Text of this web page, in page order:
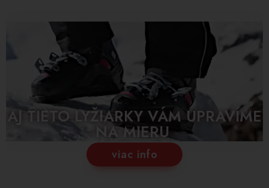
AJ TIETO LYŽIARKY VÁM UPRAVÍME
NA MIERU
viac info